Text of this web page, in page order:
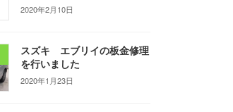
2020年2月10日
スズキ エブリイの板金修理
を行いました
2020年1月23日